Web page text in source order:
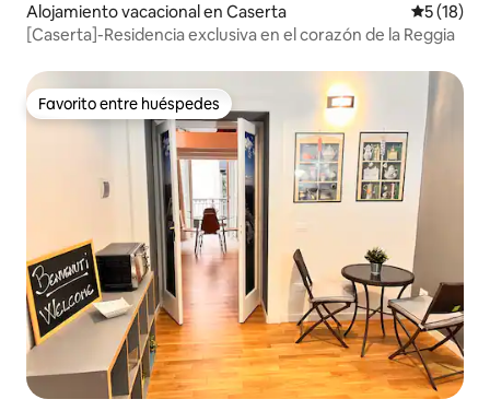
Alojamiento vacacional en Caserta
5 (18)
[Caserta]-Residencia exclusiva en el corazón de la Reggia
Favorito entre huéspedes
Favorito entre huéspedes